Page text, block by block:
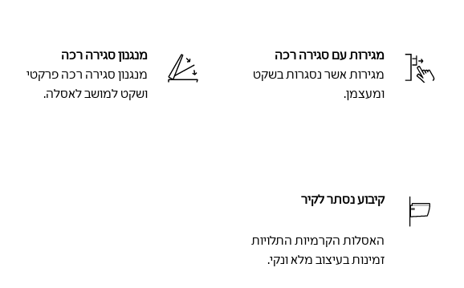
מגירות עם סגירה רכה
מגירות אשר נסגרות בשקט
ומעצמן.
מנגנון סגירה רכה
מנגנון סגירה רכה פרקטי
ושקט למושב לאסלה.
קיבוע נסתר לקיר
האסלות הקרמיות התלויות
זמינות בעיצוב מלא ונקי.